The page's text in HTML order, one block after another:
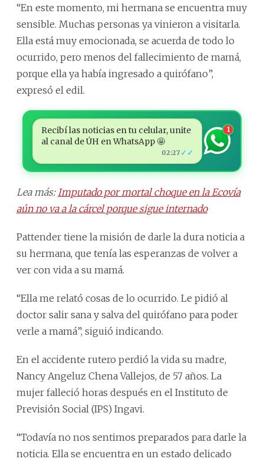
“En este momento, mi hermana se encuentra muy
sensible. Muchas personas ya vinieron a visitarla.
Ella está muy emocionada, se acuerda de todo lo
ocurrido, pero menos del fallecimiento de mamá,
porque ella ya había ingresado a quirófano”,
expresó el edil.
Recibí las noticias en tu celular, unite
al canal de ÚH en WhatsApp 🤩
02:27 ✓✓
1
Lea más: Imputado por mortal choque en la Ecovía
aún no va a la cárcel porque sigue internado
Pattender tiene la misión de darle la dura noticia a
su hermana, que tenía las esperanzas de volver a
ver con vida a su mamá.
“Ella me relató cosas de lo ocurrido. Le pidió al
doctor salir sana y salva del quirófano para poder
verle a mamá”, siguió indicando.
En el accidente rutero perdió la vida su madre,
Nancy Angeluz Chena Vallejos, de 57 años. La
mujer falleció horas después en el Instituto de
Previsión Social (IPS) Ingavi.
“Todavía no nos sentimos preparados para darle la
noticia. Ella se encuentra en un estado delicado